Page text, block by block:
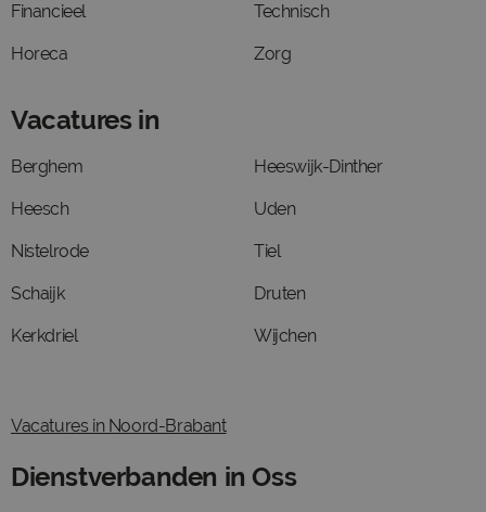
Financieel
Horeca
Technisch
Zorg
Vacatures in
Berghem
Heesch
Nistelrode
Schaijk
Kerkdriel
Heeswijk-Dinther
Uden
Tiel
Druten
Wijchen
Vacatures in Noord-Brabant
Dienstverbanden in Oss